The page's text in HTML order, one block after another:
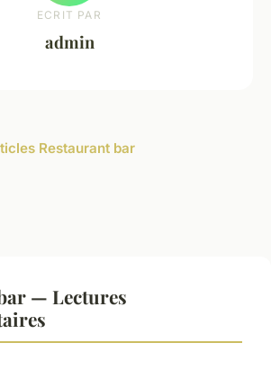
ECRIT PAR
admin
Restaurant bar
— Lectures